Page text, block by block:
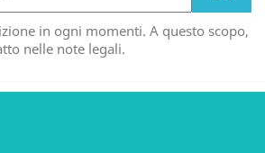
in ogni momenti. A questo scopo,
nelle note legali.